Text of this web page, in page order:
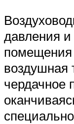
давления
помещения
воздушная
чердачное